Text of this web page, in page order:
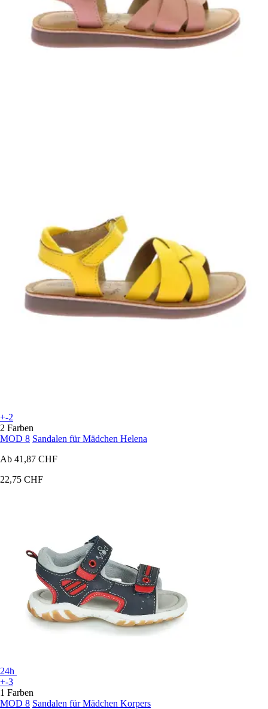
+-2
2 Farben
MOD 8 Sandalen für Mädchen Helena
Ab 41,87 CHF
22,75 CHF
24h
+-3
1 Farben
MOD 8 Sandalen für Mädchen Korpers